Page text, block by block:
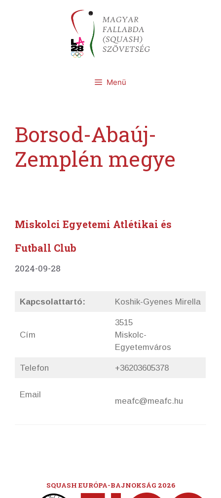
Menü
Borsod-Abaúj-
Zemplén megye
Miskolci Egyetemi Atlétikai és
Futball Club
2024-09-28
Kapcsolattartó: Koshik-Gyenes Mirella
Cím
3515
Miskolc-
Egyetemváros
Telefon +36203605378
Email
meafc@meafc.hu
SQUASH EURÓPA-BAJNOKSÁG 2026